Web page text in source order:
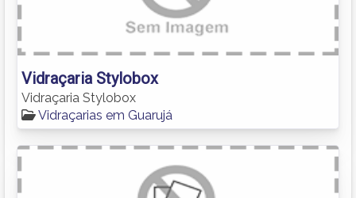
Vidraçaria Stylobox
Vidraçaria Stylobox
Vidraçarias em Guarujá